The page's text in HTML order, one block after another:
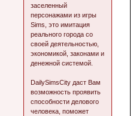
заселенный
персонажами из игры
Sims, это имитация
реального города со
своей деятельностью,
экономикой, законами и
денежной системой.
DailySimsCity даст Вам
возможность проявить
способности делового
человека, поможет